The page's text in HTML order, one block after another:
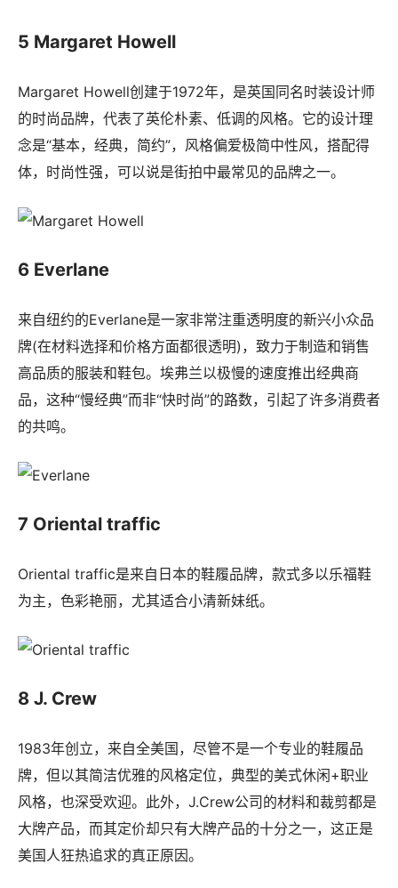
5 Margaret Howell
Margaret Howell创建于1972年，是英国同名时装设计师
的时尚品牌，代表了英伦朴素、低调的风格。它的设计理
念是“基本，经典，简约”，风格偏爱极简中性风，搭配得
体，时尚性强，可以说是街拍中最常见的品牌之一。
6 Everlane
来自纽约的Everlane是一家非常注重透明度的新兴小众品
牌(在材料选择和价格方面都很透明)，致力于制造和销售
高品质的服装和鞋包。埃弗兰以极慢的速度推出经典商
品，这种“慢经典”而非“快时尚”的路数，引起了许多消费者
的共鸣。
7 Oriental traffic
Oriental traffic是来自日本的鞋履品牌，款式多以乐福鞋
为主，色彩艳丽，尤其适合小清新妹纸。
8 J. Crew
1983年创立，来自全美国，尽管不是一个专业的鞋履品
牌，但以其简洁优雅的风格定位，典型的美式休闲+职业
风格，也深受欢迎。此外，J.Crew公司的材料和裁剪都是
大牌产品，而其定价却只有大牌产品的十分之一，这正是
美国人狂热追求的真正原因。